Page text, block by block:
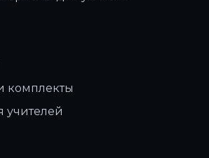
комплекты
учителей